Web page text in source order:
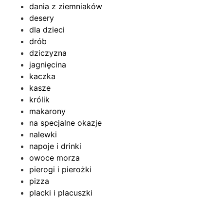
dania z ziemniaków
desery
dla dzieci
drób
dziczyzna
jagnięcina
kaczka
kasze
królik
makarony
na specjalne okazje
nalewki
napoje i drinki
owoce morza
pierogi i pierożki
pizza
placki i placuszki